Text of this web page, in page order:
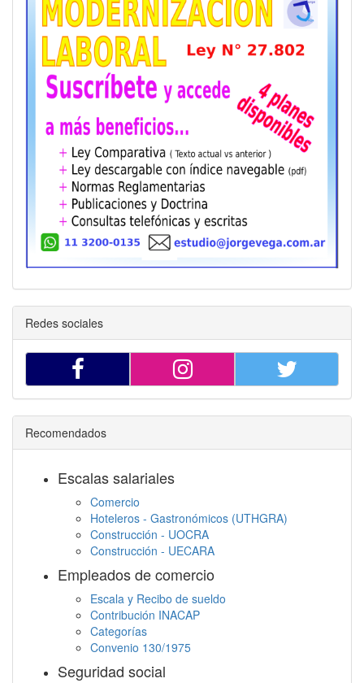
Redes sociales
Recomendados
Escalas salariales
Comercio
Hoteleros - Gastronómicos (UTHGRA)
Construcción - UOCRA
Construcción - UECARA
Empleados de comercio
Escala y Recibo de sueldo
Contribución INACAP
Categorías
Convenio 130/1975
Seguridad social